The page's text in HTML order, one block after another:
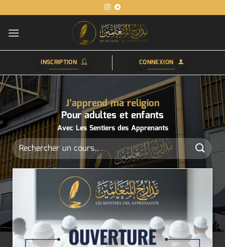
au
contenu
INSCRIPTION CONNEXION
J’apprend ma religion
Pour adultes et enfants
Avec Les Sentiers des Apprenants
Recherche
pour :